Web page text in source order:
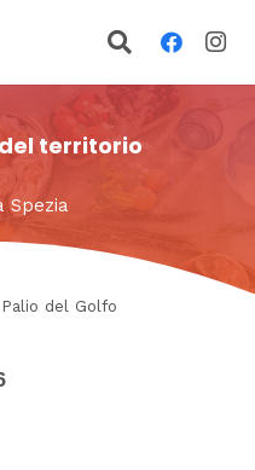
territorio
Spezia
del Golfo